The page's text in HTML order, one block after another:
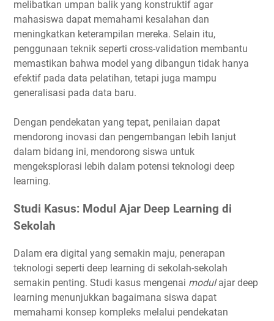
melibatkan umpan balik yang konstruktif agar
mahasiswa dapat memahami kesalahan dan
meningkatkan keterampilan mereka. Selain itu,
penggunaan teknik seperti cross-validation membantu
memastikan bahwa model yang dibangun tidak hanya
efektif pada data pelatihan, tetapi juga mampu
generalisasi pada data baru.
Dengan pendekatan yang tepat, penilaian dapat
mendorong inovasi dan pengembangan lebih lanjut
dalam bidang ini, mendorong siswa untuk
mengeksplorasi lebih dalam potensi teknologi deep
learning.
Studi Kasus: Modul Ajar Deep Learning di
Sekolah
Dalam era digital yang semakin maju, penerapan
teknologi seperti deep learning di sekolah-sekolah
semakin penting. Studi kasus mengenai modulajar deep
learning menunjukkan bagaimana siswa dapat
memahami konsep kompleks melalui pendekatan